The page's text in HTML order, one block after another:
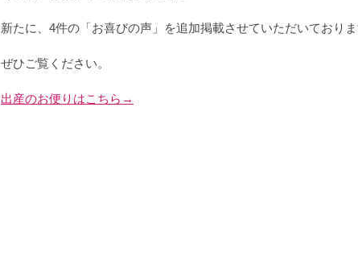
新たに、4件の「お喜びの声」を追加掲載させていただいており
ぜひご覧ください。
出産のお便りはこちら→